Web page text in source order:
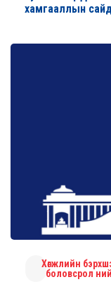
хамгааллын
Хөгжлийн
боловсрол